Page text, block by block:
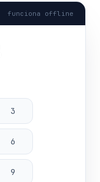
funciona offline
3
6
9